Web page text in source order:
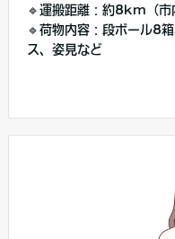
🔹運搬距離：約8km（市
🔹荷物内容：段ボール8
ス、姿見など